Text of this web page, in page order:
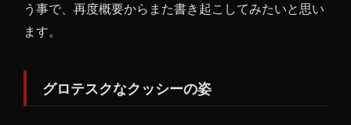
達で
クッ
情報
う事で、再度概要からまた書き起こしてみたいと思い
ます。
グロテスクなクッシーの姿